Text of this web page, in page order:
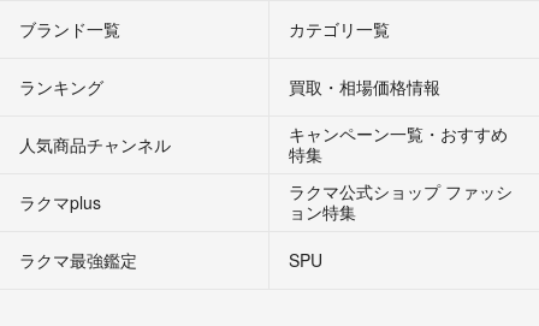
ブランド一覧 カテゴリ一覧
ランキング 買取・相場価格情報
人気商品チャンネル
キャンペーン一覧・おすすめ
特集
ラクマplus
ラクマ公式ショップ ファッシ
ョン特集
ラクマ最強鑑定
SPU